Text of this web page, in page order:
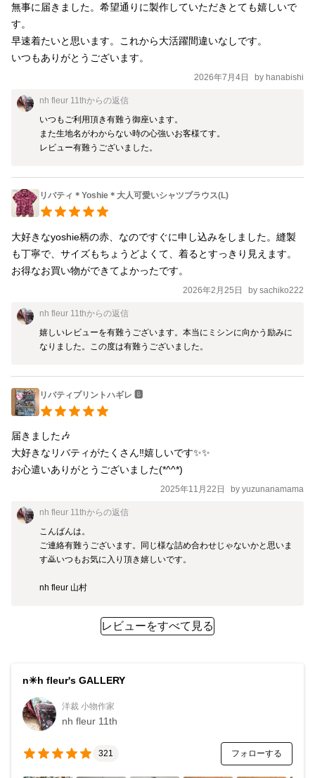
無事に届きました。希望通りに製作していただきとても嬉しいで
す。
早速着たいと思います。これから大活躍間違いなしです。
いつもありがとうございます。
2026年7月4日 by hanabishi
nh fleur 11thからの返信
いつもご利用頂き有難う御座います。
また生地名がわからない時の心強いお客様てす。
レビュー有難うございました。
リバティ＊Yoshie＊大人可愛いシャツブラウス(L)
大好きなyoshie柄の赤、なのですぐに申し込みをしました。縫製
も丁寧で、サイズもちょうどよくて、着るとすっきり見えます。
2026年2月25日 by sachiko222
nh fleur 11thからの返信
嬉しいレビューを有難うございます。本当にミシンに向かう励みに
なりました。この度は有難うございました。
リバティプリントハギレ 🅱️
届きました🎶
大好きなリバティがたくさん‼️嬉しいです✨✨
お心遣いありがとうございました(*^^*)
2025年11月22日 by yuzunanamama
nh fleur 11thからの返信
こんばんは。
ご連絡有難うございます。同じ様な詰め合わせじゃないかと思いま
す🙇いつもお気に入り頂き嬉しいです。
nh fleur 山村
レビューをすべて見る
n✳︎h fleur's GALLERY
洋裁 小物作家
nh fleur 11th
321 フォローする